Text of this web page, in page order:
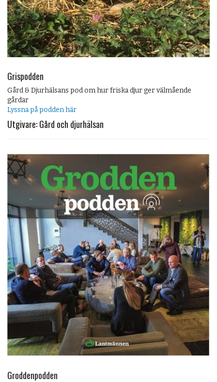
Grispodden
Gård & Djurhälsans pod om hur friska djur ger välmående
gårdar
Lyssna på podden här
Utgivare: Gård och djurhälsan
Groddenpodden